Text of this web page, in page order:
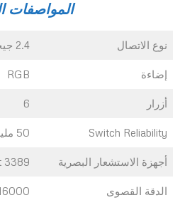
المواصفات
نوع الاتصال 2.4 جيجا هرتز لاسلكي
إضاءة RGB
أزرار 6
Switch Reliability 50 مليون نقرة
أجهزة الاستشعار البصرية 3389
الدقة القصوى DPI